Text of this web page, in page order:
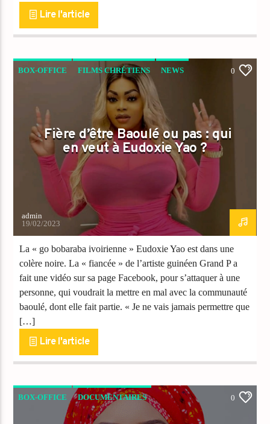
Lire l'article
BOX-OFFICE FILMS CHRÉTIENS NEWS 0
Fière d’être Baoulé ou pas : qui
en veut à Eudoxie Yao ?
admin
19/02/2023
La « go bobaraba ivoirienne » Eudoxie Yao est dans une
colère noire. La « fiancée » de l’artiste guinéen Grand P a
fait une vidéo sur sa page Facebook, pour s’attaquer à une
personne, qui voudrait la mettre en mal avec la communauté
baoulé, dont elle fait partie. « Je ne vais jamais permettre que
[…]
Lire l'article
BOX-OFFICE DOCUMENTAIRES
FILMS CHRÉTIENS ROMANCE
0